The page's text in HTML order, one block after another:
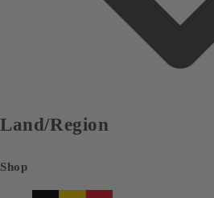
Land/Region
Shop